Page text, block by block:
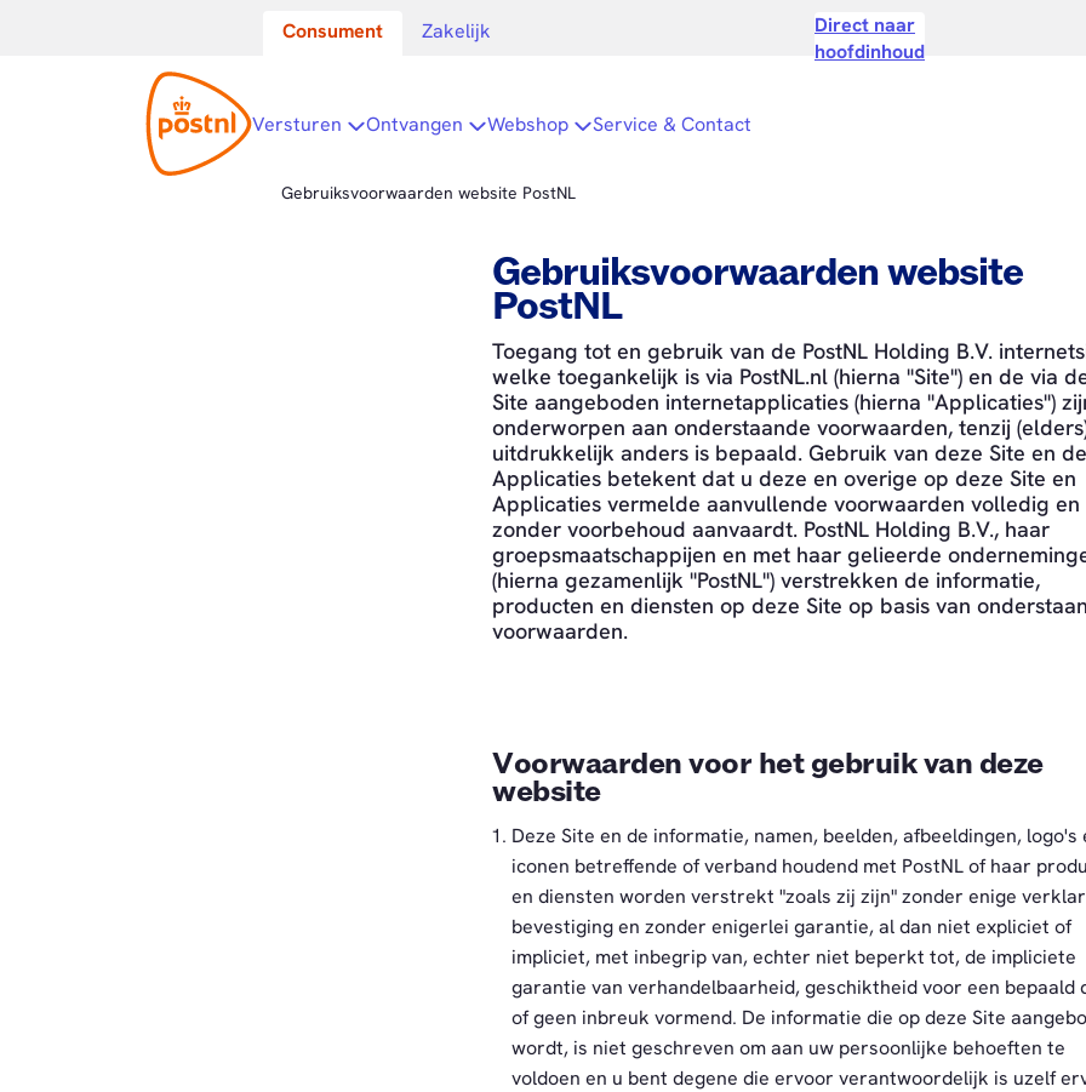
Direct naar
hoofdinhoud
Consument Zakelijk
Versturen Open submenu
Ontvangen Open submenu
Webshop Open submenu
Service & Contact
Gebruiksvoorwaarden website PostNL
Gebruiksvoorwaarden website
PostNL
Toegang tot en gebruik van de PostNL Holding B.V.
welke toegankelijk is via PostNL.nl (hierna "Site") en de via
Site aangeboden internetapplicaties (hierna "Applicaties")
onderworpen aan onderstaande voorwaarden, tenzij
uitdrukkelijk anders is bepaald. Gebruik van deze Site en de
Applicaties betekent dat u deze en overige op deze Site en
Applicaties vermelde aanvullende voorwaarden volledig en
zonder voorbehoud aanvaardt. PostNL Holding B.V., haar
groepsmaatschappijen en met haar gelieerde
(hierna gezamenlijk "PostNL") verstrekken de informatie,
producten en diensten op deze Site op basis van
voorwaarden.
Voorwaarden voor het gebruik van deze
website
Deze Site en de informatie, namen, beelden, afbeeldingen, logo's
iconen betreffende of verband houdend met PostNL of haar
en diensten worden verstrekt "zoals zij zijn" zonder enige
bevestiging en zonder enigerlei garantie, al dan niet expliciet of
impliciet, met inbegrip van, echter niet beperkt tot, de impliciete
garantie van verhandelbaarheid, geschiktheid voor een bepaald
of geen inbreuk vormend. De informatie die op deze Site
wordt, is niet geschreven om aan uw persoonlijke behoeften te
voldoen en u bent degene die ervoor verantwoordelijk is uzelf